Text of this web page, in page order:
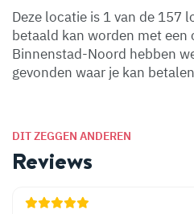
Deze locatie is 1 van de 157
betaald kan worden met
Binnenstad-Noord hebben
gevonden waar je kan
DIT ZEGGEN ANDEREN
Reviews